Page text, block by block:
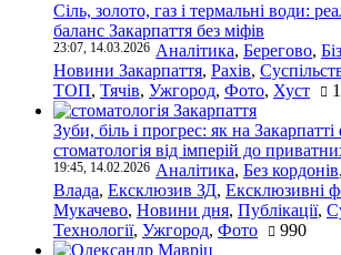
Сіль, золото, газ і термальні води:
баланс Закарпаття без міфів
23:07, 14.03.2026 Аналітика, Берегово,
Новини Закарпаття, Рахів,
ТОП, Тячів, Ужгород, Фото, Хуст
Зуби, біль і прогрес: як на
стоматологія від імперій до
19:45, 14.02.2026 Аналітика, Без кордонів,
Влада, Ексклюзив ЗД, Ексклюзивні
Мукачево, Новини дня, Публікації,
Технології, Ужгород, Фото 990